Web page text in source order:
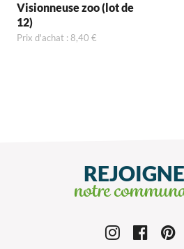
Visionneuse zoo (lot de
12)
Prix d'achat : 8,40 €
notre